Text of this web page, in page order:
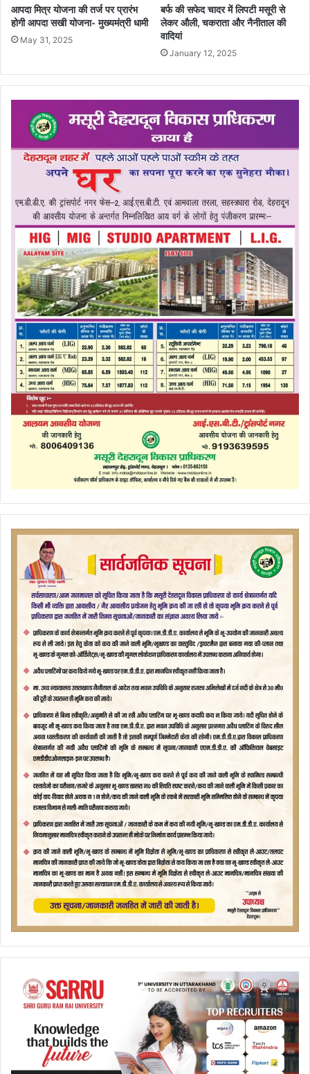
आपदा मित्र योजना की तर्ज पर प्रारंभ
होगी आपदा सखी योजना- मुख्यमंत्री धामी
May 31, 2025
बर्फ की सफेद चादर में लिपटी मसूरी से
लेकर औली, चकराता और नैनीताल की
वादियां
January 12, 2025